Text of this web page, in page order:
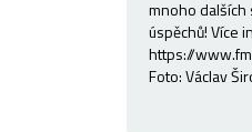
mnoho dalších
úspěchů! Více
https://
Foto: Václav